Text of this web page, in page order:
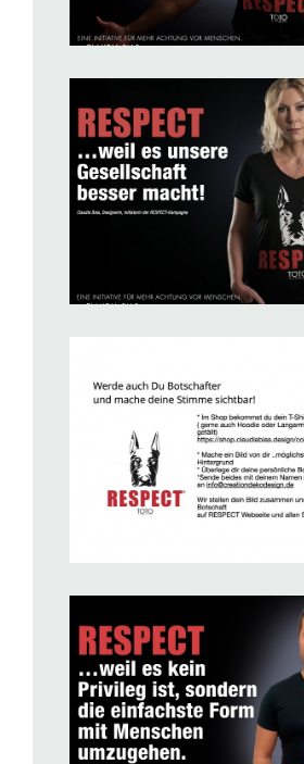
BILD ANZEIGEN
BILD ANZEIGEN
BILD ANZEIGEN